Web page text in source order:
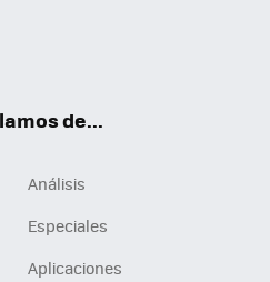
de...
Análisis
Especiales
Aplicaciones